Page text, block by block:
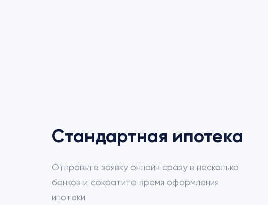
Стандартная ипотека
Отправьте заявку онлайн сразу в несколько
банков и сократите время оформления
ипотеки